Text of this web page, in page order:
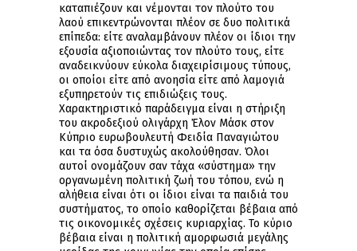
καταπιέζουν και νέμονται τον πλούτο του
λαού επικεντρώνονται πλέον σε δυο πολιτικά
επίπεδα: είτε αναλαμβάνουν πλέον οι ίδιοι την
εξουσία αξιοποιώντας τον πλούτο τους, είτε
αναδεικνύουν εύκολα διαχειρίσιμους τύπους,
οι οποίοι είτε από ανοησία είτε από λαμογιά
εξυπηρετούν τις επιδιώξεις τους.
Χαρακτηριστικό παράδειγμα είναι η στήριξη
του ακροδεξιού ολιγάρχη Έλον Μάσκ στον
Κύπριο ευρωβουλευτή Φειδία Παναγιώτου
και τα όσα δυστυχώς ακολούθησαν. Όλοι
αυτοί ονομάζουν σαν τάχα «σύστημα» την
οργανωμένη πολιτική ζωή του τόπου, ενώ η
αλήθεια είναι ότι οι ίδιοι είναι τα παιδιά του
συστήματος, το οποίο καθορίζεται βέβαια από
τις οικονομικές σχέσεις κυριαρχίας. Το κύριο
βέβαια είναι η πολιτική αμορφωσιά μεγάλης